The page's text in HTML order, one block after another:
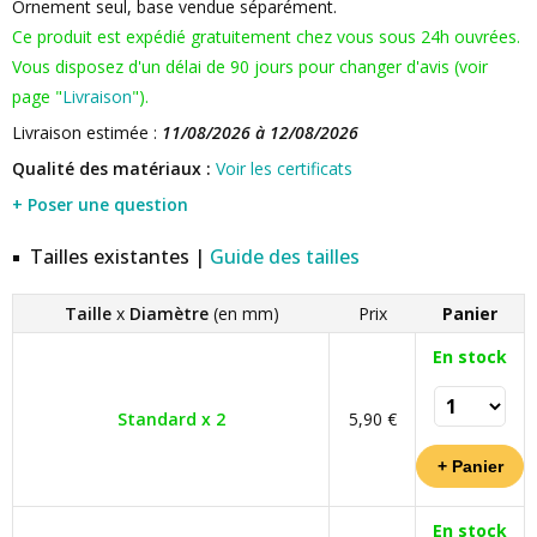
Ornement seul, base vendue séparément.
Ce produit est expédié gratuitement chez vous sous 24h ouvrées.
Vous disposez d'un délai de 90 jours pour changer d'avis (voir
page "Livraison").
Livraison estimée : 11/08/2026 à 12/08/2026
Qualité des matériaux : Voir les certificats
+ Poser une question
Tailles existantes | Guide des tailles
Taille x Diamètre (en mm) Prix Panier
Standard x 2 5,90 €
En stock
En stock